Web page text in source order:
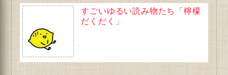
すごいゆるい読み物たち「檸檬
だくだく」